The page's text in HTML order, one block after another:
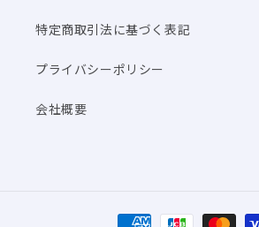
特定商取引法に基づく表記
プライバシーポリシー
会社概要
決